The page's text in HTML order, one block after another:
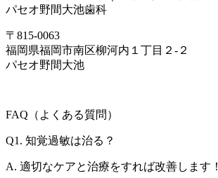
パセオ野間大池歯科
〒815-0063
福岡県福岡市南区柳河内１丁目２-２
パセオ野間大池
FAQ（よくある質問）
Q1. 知覚過敏は治る？
A. 適切なケアと治療をすれば改善します！